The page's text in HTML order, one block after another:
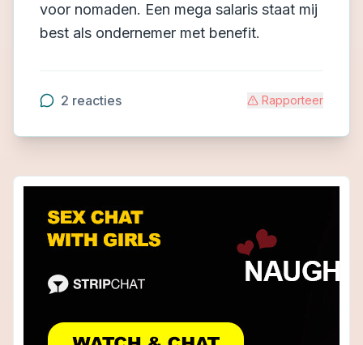
voor nomaden. Een mega salaris staat mij
best als ondernemer met benefit.
2 reacties Rapporteer